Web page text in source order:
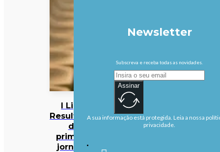
I Liga:
Resultados
da
primeira
jornada
Newsletter
Subscreva e receba todas as novidades.
Assinar
A sua informação está protegida. Leia a nossa
privacidade.